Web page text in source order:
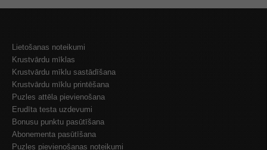
Lietošanas noteikumi
Krustvārdu mīklas
Krustvārdu mīklu sastādīšana
Krustvārdu mīklu printēšana
Puzles attēla pievienošana
Erudīta testa uzdevumi
Bonusu punktu pasūtīšana
Abonementa pasūtīšana
Puzles pievienošanas noteikumi